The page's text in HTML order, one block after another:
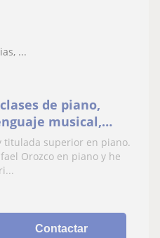
...
de piano,
musical,
titulada superior en piano.
Orozco en piano y he
Contactar